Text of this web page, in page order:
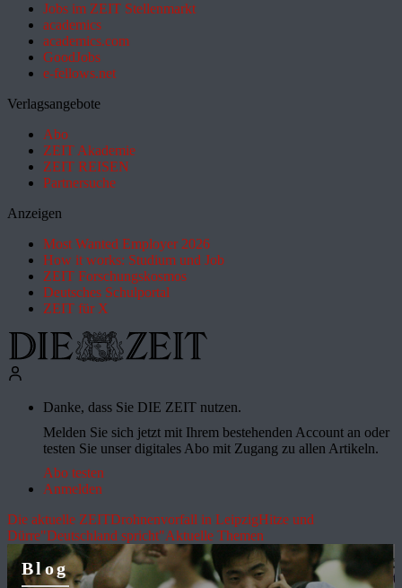
Jobs im ZEIT Stellenmarkt
academics
academics.com
GoodJobs
e-fellows.net
Verlagsangebote
Abo
ZEIT Akademie
ZEIT REISEN
Partnersuche
Anzeigen
Most Wanted Employer 2026
How it works: Studium und Job
ZEIT Forschungskosmos
Deutsches Schulportal
ZEIT für X
Danke, dass Sie DIE ZEIT nutzen.
Melden Sie sich jetzt mit Ihrem bestehenden Account an oder
testen Sie unser digitales Abo mit Zugang zu allen Artikeln.
Abo testen
Anmelden
Die aktuelle ZEITDrohnenvorfall in LeipzigHitze und
Dürre"Deutschland spricht"Aktuelle Themen
Blog